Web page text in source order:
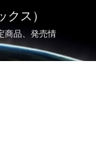
ス）
商品、発売情